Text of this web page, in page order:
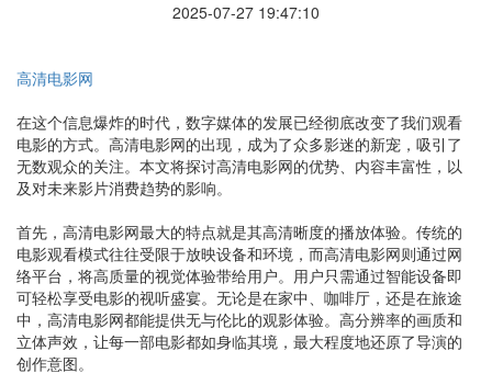
2025-07-27 19:47:10
高清电影网
在这个信息爆炸的时代，数字媒体的发展已经彻底改变了我们观看
电影的方式。高清电影网的出现，成为了众多影迷的新宠，吸引了
无数观众的关注。本文将探讨高清电影网的优势、内容丰富性，以
及对未来影片消费趋势的影响。
首先，高清电影网最大的特点就是其高清晰度的播放体验。传统的
电影观看模式往往受限于放映设备和环境，而高清电影网则通过网
络平台，将高质量的视觉体验带给用户。用户只需通过智能设备即
可轻松享受电影的视听盛宴。无论是在家中、咖啡厅，还是在旅途
中，高清电影网都能提供无与伦比的观影体验。高分辨率的画质和
立体声效，让每一部电影都如身临其境，最大程度地还原了导演的
创作意图。